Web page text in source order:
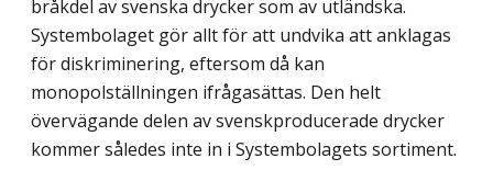
bråkdel av svenska drycker som av utländska.
Systembolaget gör allt för att undvika att anklagas
för diskriminering, eftersom då kan
monopolställningen ifrågasättas. Den helt
övervägande delen av svenskproducerade drycker
kommer således inte in i Systembolagets sortiment.